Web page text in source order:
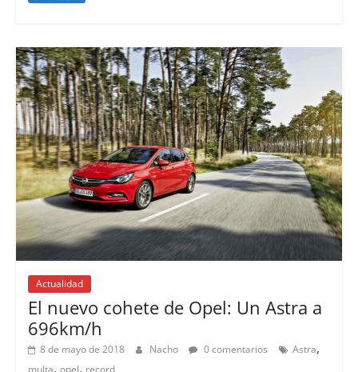
Actualidad
El nuevo cohete de Opel: Un Astra a
696km/h
8 de mayo de 2018 Nacho 0 comentarios Astra,
multa, opel, record